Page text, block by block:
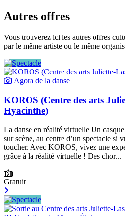
Autres offres
Vous trouverez ici les autres offres
par le même artiste ou le même
Agora de la danse
KOROS (Centre des arts
Hyacinthe)
La danse en réalité virtuelle Un
sur scène, au centre d’un spectacle si
toucher. Avec KOROS, vivez une
grâce à la réalité virtuelle ! Des chor...
Gratuit